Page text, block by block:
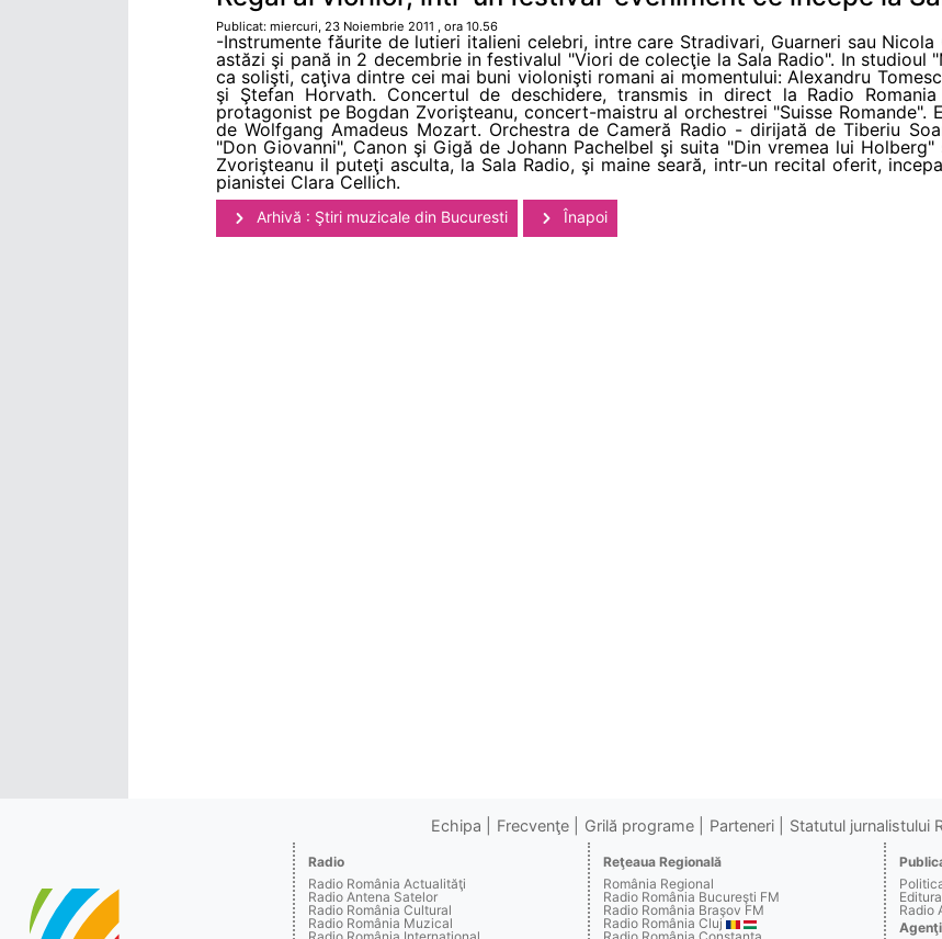
Publicat: miercuri, 23 Noiembrie 2011 , ora 10.56
-Instrumente făurite de lutieri italieni celebri, intre care Stradivari, Guarneri sau
astăzi şi pană in 2 decembrie in festivalul "Viori de colecţie la Sala Radio". In studioul
ca solişti, caţiva dintre cei mai buni violonişti romani ai momentului: Alexandru
şi Ştefan Horvath. Concertul de deschidere, transmis in direct la Radio
protagonist pe Bogdan Zvorişteanu, concert-maistru al orchestrei "Suisse Romande".
de Wolfgang Amadeus Mozart. Orchestra de Cameră Radio - dirijată de Tiberiu
"Don Giovanni", Canon şi Gigă de Johann Pachelbel şi suita "Din vremea lui
Zvorişteanu il puteţi asculta, la Sala Radio, şi maine seară, intr-un recital oferit,
pianistei Clara Cellich.
Arhivă : Ştiri muzicale din Bucuresti Înapoi
Echipa Frecvenţe Grilă programe Parteneri Statutul jurnalistului
Radio
Radio România Actualităţi
Radio Antena Satelor
Radio România Cultural
Radio România Muzical
Reţeaua Regională
România Regional
Radio România Bucureşti FM
Radio România Braşov FM
Radio România Cluj
Radio